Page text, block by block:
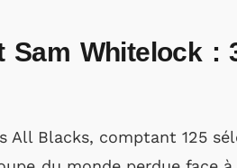
Sam Whitelock :
All Blacks, comptant 125